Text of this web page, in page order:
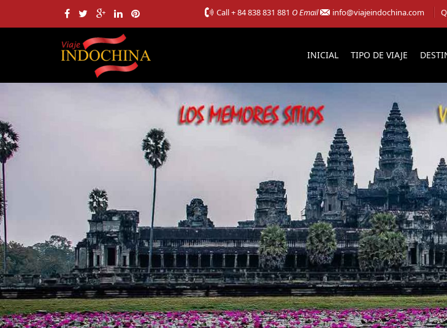
Call+ 84 838 831 881 O Email info@viajeindochina.com
INICIAL TIPO DE VIAJE